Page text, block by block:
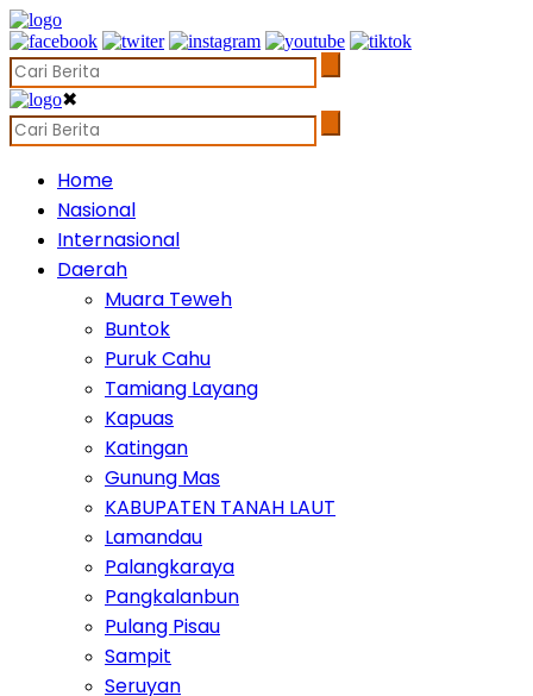
✖
Home
Nasional
Internasional
Daerah
Muara Teweh
Buntok
Puruk Cahu
Tamiang Layang
Kapuas
Katingan
Gunung Mas
KABUPATEN TANAH LAUT
Lamandau
Palangkaraya
Pangkalanbun
Pulang Pisau
Sampit
Seruyan